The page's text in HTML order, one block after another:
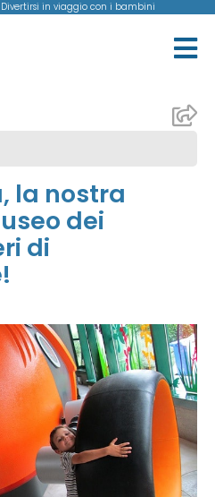
Divertirsi in viaggio con i bambini
la nostra
dei
di